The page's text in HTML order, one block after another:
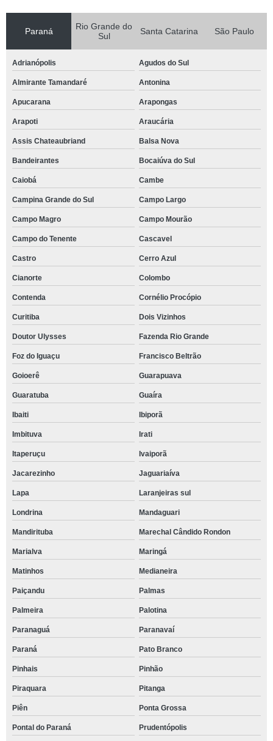
Paraná
Rio Grande do
Sul
Santa Catarina São Paulo
Adrianópolis Agudos do Sul
Almirante Tamandaré Antonina
Apucarana Arapongas
Arapoti Araucária
Assis Chateaubriand Balsa Nova
Bandeirantes Bocaiúva do Sul
Caiobá Cambe
Campina Grande do Sul Campo Largo
Campo Magro Campo Mourão
Campo do Tenente Cascavel
Castro Cerro Azul
Cianorte Colombo
Contenda Cornélio Procópio
Curitiba Dois Vizinhos
Doutor Ulysses Fazenda Rio Grande
Foz do Iguaçu Francisco Beltrão
Goioerê Guarapuava
Guaratuba Guaíra
Ibaiti Ibiporã
Imbituva Irati
Itaperuçu Ivaiporã
Jacarezinho Jaguariaíva
Lapa Laranjeiras sul
Londrina Mandaguari
Mandirituba Marechal Cândido Rondon
Marialva Maringá
Matinhos Medianeira
Paiçandu Palmas
Palmeira Palotina
Paranaguá Paranavaí
Paraná Pato Branco
Pinhais Pinhão
Piraquara Pitanga
Piên Ponta Grossa
Pontal do Paraná Prudentópolis